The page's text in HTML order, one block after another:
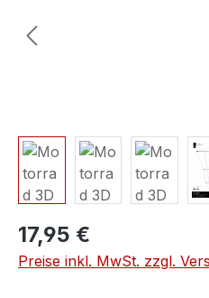
17,95 €
Preise inkl. MwSt. zzgl.